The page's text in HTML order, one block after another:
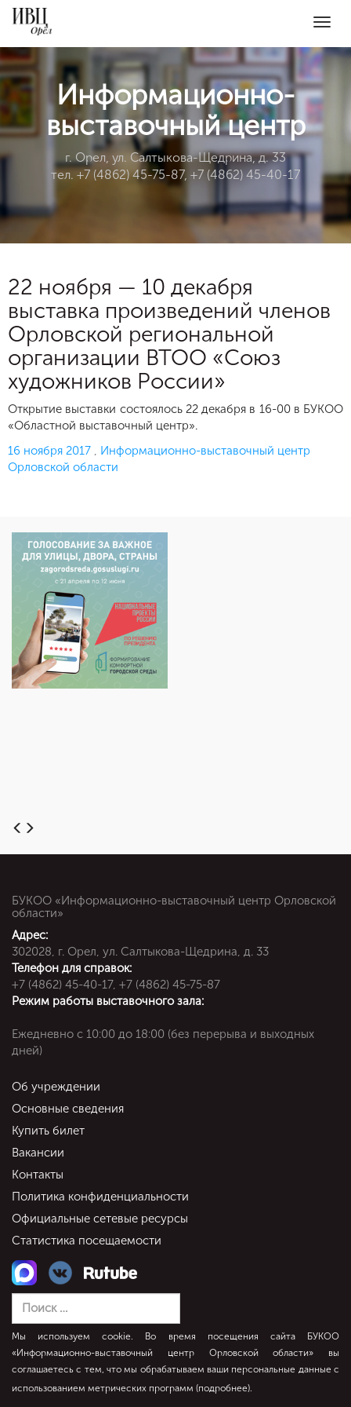
Информационно-
выставочный центр
г. Орел, ул. Салтыкова-Щедрина, д. 33
тел. +7 (4862) 45-75-87, +7 (4862) 45-40-17
22 ноября — 10 декабря
выставка произведений членов
Орловской региональной
организации ВТОО «Союз
художников России»
Открытие выставки состоялось 22 декабря в 16-00 в БУКОО
«Областной выставочный центр».
Опубликовано
16 ноября 2017
Информационно-выставочный центр
Орловской области
БУКОО «Информационно-выставочный центр Орловской
области»
Адрес:
302028, г. Орел, ул. Салтыкова-Щедрина, д. 33
Телефон для справок:
+7 (4862) 45-40-17, +7 (4862) 45-75-87
Режим работы выставочного зала:
Ежедневно c 10:00 до 18:00 (без перерыва и выходных
дней)
Об учреждении
Основные сведения
Купить билет
Вакансии
Контакты
Политика конфиденциальности
Официальные сетевые ресурсы
Статистика посещаемости
Мы используем cookie. Во время посещения сайта БУКОО
«Информационно-выставочный центр Орловской области» вы
соглашаетесь с тем, что мы обрабатываем ваши персональные данные с
использованием метрических программ (подробнее).